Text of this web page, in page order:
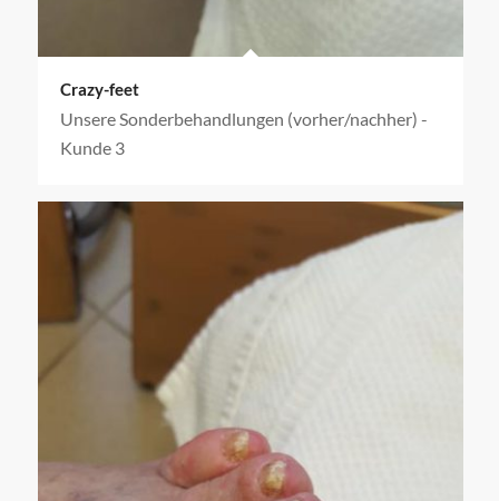
Crazy-feet
Unsere Sonderbehandlungen (vorher/nachher) -
Kunde 3